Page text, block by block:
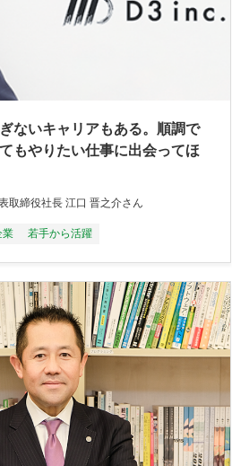
ないキャリアもある。順調で
もやりたい仕事に出会ってほ
取締役社長 江口 晋之介さん
業 若手から活躍